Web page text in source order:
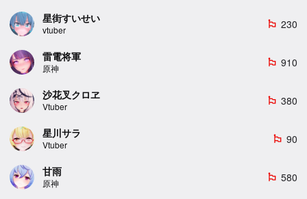
星街すいせい
vtuber
emoji_flags 230
雷電将軍
原神
emoji_flags 910
沙花叉クロヱ
Vtuber
emoji_flags 380
星川サラ
Vtuber
emoji_flags 90
甘雨
原神
emoji_flags 580